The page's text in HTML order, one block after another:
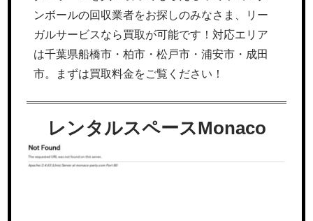
ンボールの回収業者をお探しのみなさま、リー
ガルサービスなら買取が可能です！対応エリア
は千葉県船橋市・柏市・松戸市・浦安市・成田
市。まずは買取料金をご覧ください！
レンタルスペースMonaco